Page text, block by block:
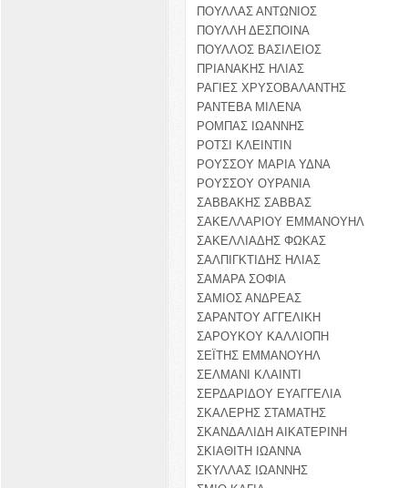
ΠΟΥΛΛΑΣ ΑΝΤΩΝΙΟΣ
ΠΟΥΛΛΗ ΔΕΣΠΟΙΝΑ
ΠΟΥΛΛΟΣ ΒΑΣΙΛΕΙΟΣ
ΠΡΙΑΝΑΚΗΣ ΗΛΙΑΣ
ΡΑΓΙΕΣ ΧΡΥΣΟΒΑΛΑΝΤΗΣ
ΡΑΝΤΕΒΑ ΜΙΛΕΝΑ
ΡΟΜΠΑΣ ΙΩΑΝΝΗΣ
ΡΟΤΣΙ ΚΛΕΙΝΤΙΝ
ΡΟΥΣΣΟΥ ΜΑΡΙΑ ΥΔΝΑ
ΡΟΥΣΣΟΥ ΟΥΡΑΝΙΑ
ΣΑΒΒΑΚΗΣ ΣΑΒΒΑΣ
ΣΑΚΕΛΛΑΡΙΟΥ ΕΜΜΑΝΟΥΗΛ
ΣΑΚΕΛΛΙΑΔΗΣ ΦΩΚΑΣ
ΣΑΛΠΙΓΚΤΙΔΗΣ ΗΛΙΑΣ
ΣΑΜΑΡΑ ΣΟΦΙΑ
ΣΑΜΙΟΣ ΑΝΔΡΕΑΣ
ΣΑΡΑΝΤΟΥ ΑΓΓΕΛΙΚΗ
ΣΑΡΟΥΚΟΥ ΚΑΛΛΙΟΠΗ
ΣΕΪΤΗΣ ΕΜΜΑΝΟΥΗΛ
ΣΕΛΜΑΝΙ ΚΛΑΙΝΤΙ
ΣΕΡΔΑΡΙΔΟΥ ΕΥΑΓΓΕΛΙΑ
ΣΚΑΛΕΡΗΣ ΣΤΑΜΑΤΗΣ
ΣΚΑΝΔΑΛΙΔΗ ΑΙΚΑΤΕΡΙΝΗ
ΣΚΙΑΘΙΤΗ ΙΩΑΝΝΑ
ΣΚΥΛΛΑΣ ΙΩΑΝΝΗΣ